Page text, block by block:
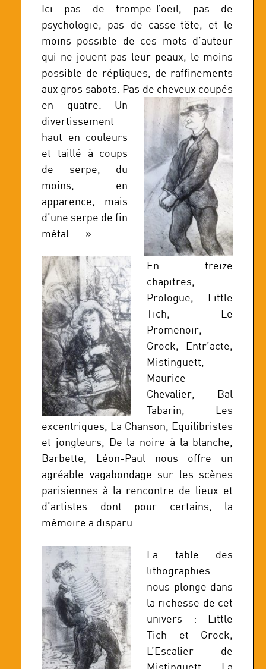
Ici pas de trompe-l’oeil, pas de
psychologie, pas de casse-tête, et le
moins possible de ces mots d’auteur
qui ne jouent pas leur peaux, le moins
possible de répliques, de raffinements
aux gros sabots. Pas de cheveux coupés
en quatre. Un
divertissement
haut en couleurs
et taillé à coups
de serpe, du
moins, en
apparence, mais
d’une serpe de fin
métal….. »
En treize
chapitres,
Prologue, Little
Tich, Le
Promenoir,
Grock, Entr’acte,
Mistinguett,
Maurice
Chevalier, Bal
Tabarin, Les
excentriques, La Chanson, Equilibristes
et jongleurs, De la noire à la blanche,
Barbette, Léon-Paul nous offre un
agréable vagabondage sur les scènes
parisiennes à la rencontre de lieux et
d’artistes dont pour certains, la
mémoire a disparu.
La table des
lithographies
nous plonge dans
la richesse de cet
univers : Little
Tich et Grock,
L’Escalier de